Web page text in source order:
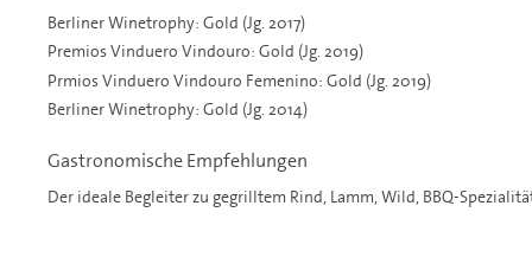
Berliner Winetrophy: Gold (Jg. 2017)
Premios Vinduero Vindouro: Gold (Jg. 2019)
Prmios Vinduero Vindouro Femenino: Gold (Jg. 2019)
Berliner Winetrophy: Gold (Jg. 2014)
Gastronomische Empfehlungen
Der ideale Begleiter zu gegrilltem Rind, Lamm, Wild, BBQ-